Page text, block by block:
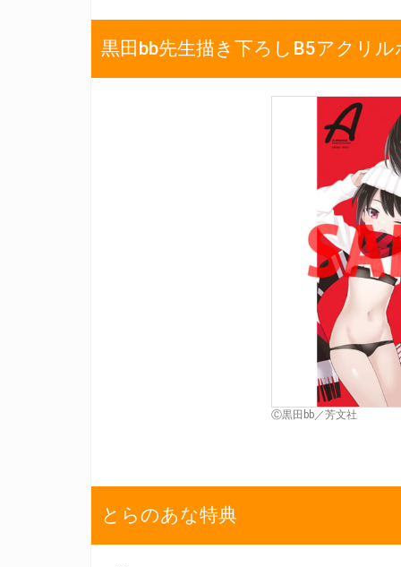
黒田bb先生描き下ろしB5アクリ
Ⓒ黒田bb／芳文社
とらのあな特典